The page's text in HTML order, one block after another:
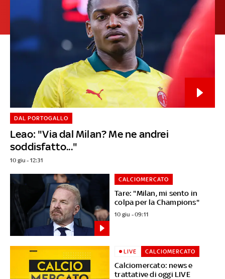
Leao: "Via dal Milan? Me ne andrei
soddisfatto..."
DAL PORTOGALLO
10 giu - 12:31
Tare: "Milan, mi sento in
colpa per la Champions"
CALCIOMERCATO
10 giu - 09:11
Calciomercato: news e
trattative di oggi LIVE
LIVE CALCIOMERCATO